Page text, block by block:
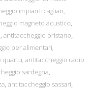
impianti cagliari,
magneto acustico,
, antitaccheggio oristano,
per alimentari,
quartu, antitaccheggio radio
sardegna,
, antitaccheggio sassari,